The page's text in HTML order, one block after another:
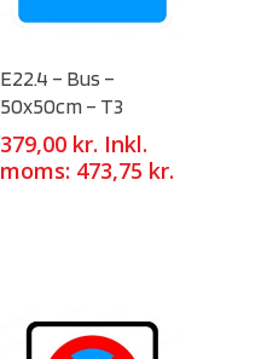
E22.4 – Bus –
50x50cm – T3
379,00 kr. Inkl.
moms: 473,75 kr.